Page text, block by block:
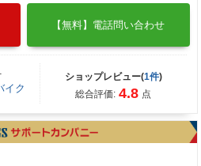
【無料】電話問い合わせ
イク
ショップレビュー(1件)
総合評価: 4.8 点